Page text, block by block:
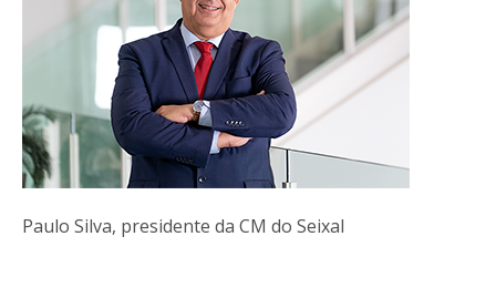
Paulo Silva, presidente da CM do Seixal